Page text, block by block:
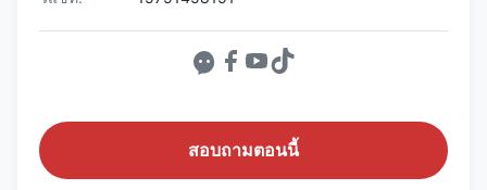
สอบถามตอนนี้